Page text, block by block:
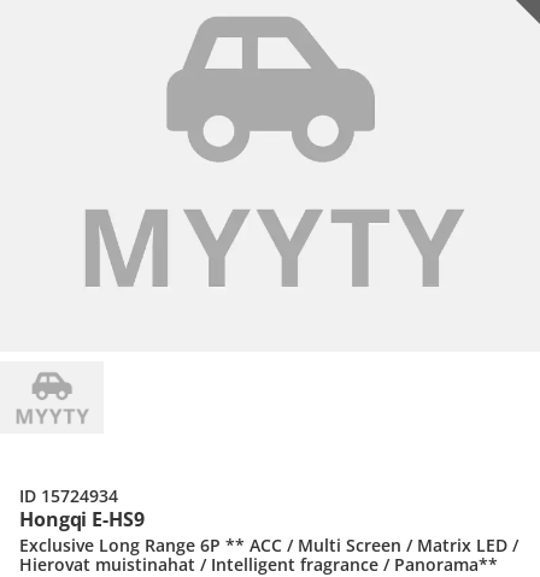
Hongqi E-HS9
Exclusive Long Range 6P ** ACC / Multi Screen / Matrix LED /
Hierovat muistinahat / Intelligent fragrance / Panorama**
ID 15724934